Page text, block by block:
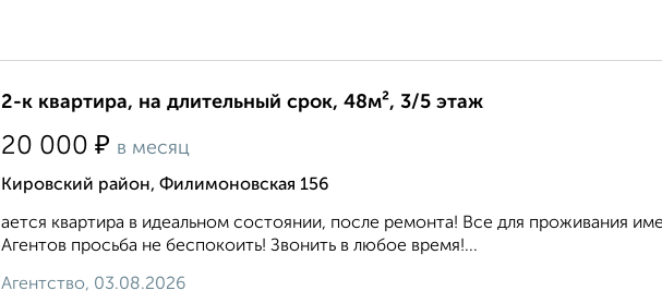
2-к квартира, на длительный срок, 48м², 3/5 этаж
20 000 ₽ в месяц
Кировский район, Филимоновская 156
ается квартира в идеальном состоянии, после ремонта! Все для проживания
Агентов просьба не беспокоить! Звонить в любое время!...
Агентство, 03.08.2026